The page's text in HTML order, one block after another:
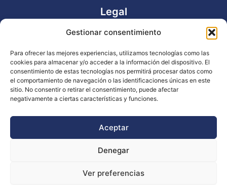
Gestionar consentimiento
Para ofrecer las mejores experiencias, utilizamos tecnologías como las
cookies para almacenar y/o acceder a la información del dispositivo. El
consentimiento de estas tecnologías nos permitirá procesar datos como
el comportamiento de navegación o las identificaciones únicas en este
sitio. No consentir o retirar el consentimiento, puede afectar
negativamente a ciertas características y funciones.
Aceptar
Denegar
Ver preferencias
Legal
Aviso legal
Declaración de accesibilidad
Política de cookies (UE)